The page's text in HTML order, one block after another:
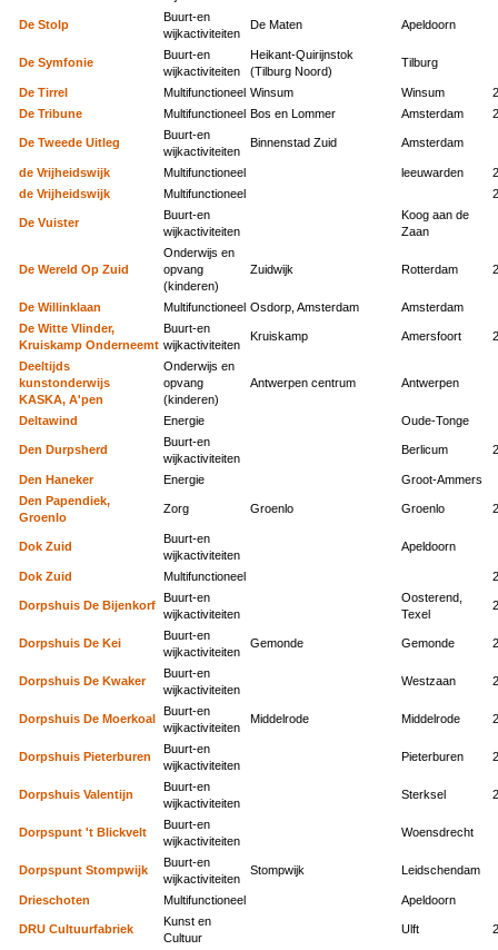
De Stolp
Buurt-en
wijkactiviteiten
De Maten Apeldoorn
De Symfonie
Buurt-en
wijkactiviteiten
Heikant-Quirijnstok
(Tilburg Noord)
Tilburg
De Tirrel Multifunctioneel Winsum Winsum
De Tribune
Multifunctioneel Bos en Lommer Amsterdam
De Tweede Uitleg
Buurt-en
wijkactiviteiten
Binnenstad Zuid Amsterdam
de Vrijheidswijk Multifunctioneel leeuwarden
de Vrijheidswijk
Multifunctioneel
De Vuister
Buurt-en
wijkactiviteiten
Koog aan de
Zaan
De Wereld Op Zuid
Onderwijs en
opvang
(kinderen)
Zuidwijk Rotterdam
De Willinklaan Multifunctioneel Osdorp, Amsterdam
Amsterdam
De Witte Vlinder,
Kruiskamp Onderneemt
Buurt-en
wijkactiviteiten
Kruiskamp Amersfoort
Deeltijds
kunstonderwijs
KASKA, A'pen
Onderwijs en
opvang
(kinderen)
Antwerpen centrum Antwerpen
Deltawind Energie Oude-Tonge
Den Durpsherd
Buurt-en
wijkactiviteiten
Berlicum
Den Haneker Energie
Groot-Ammers
Den Papendiek,
Groenlo
Zorg Groenlo Groenlo
Dok Zuid
Buurt-en
wijkactiviteiten
Apeldoorn
Dok Zuid Multifunctioneel
Dorpshuis De Bijenkorf
Buurt-en
wijkactiviteiten
Oosterend,
Texel
Dorpshuis De Kei
Buurt-en
wijkactiviteiten
Gemonde Gemonde
Dorpshuis De Kwaker
Buurt-en
wijkactiviteiten
Westzaan
Dorpshuis De Moerkoal
Buurt-en
wijkactiviteiten
Middelrode Middelrode
Dorpshuis Pieterburen
Buurt-en
wijkactiviteiten
Pieterburen
Dorpshuis Valentijn
Buurt-en
wijkactiviteiten
Sterksel
Dorpspunt 't Blickvelt
Buurt-en
wijkactiviteiten
Woensdrecht
Dorpspunt Stompwijk
Buurt-en
wijkactiviteiten
Stompwijk Leidschendam
Drieschoten Multifunctioneel Apeldoorn
DRU Cultuurfabriek
Kunst en
Cultuur
Ulft